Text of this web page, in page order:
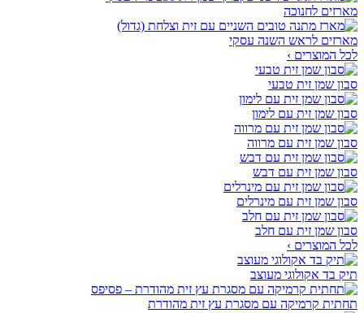
מארזים לחנוכה
מארזים לראש השנה עסקי
לכל המוצרים ›
סבון שמן זית טבעי
סבון שמן זית עם לימון
סבון שמן זית עם מרווה
סבון שמן זית עם דבש
סבון שמן זית עם מינרלים
סבון שמן זית עם חלב
לכל המוצרים ›
תיק בד אקולוגי מעוצב
תחתית קרמיקה עם מסגרת עץ זית מהודרת